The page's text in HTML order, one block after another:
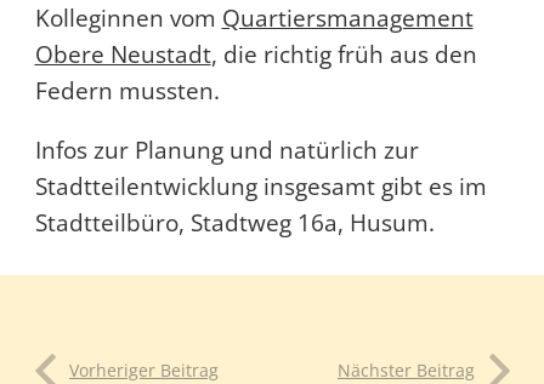
Kolleginnen vom Quartiersmanagement
Obere Neustadt, die richtig früh aus den
Federn mussten.
Infos zur Planung und natürlich zur
Stadtteilentwicklung insgesamt gibt es im
Stadtteilbüro, Stadtweg 16a, Husum.
Vorheriger Beitrag Nächster Beitrag